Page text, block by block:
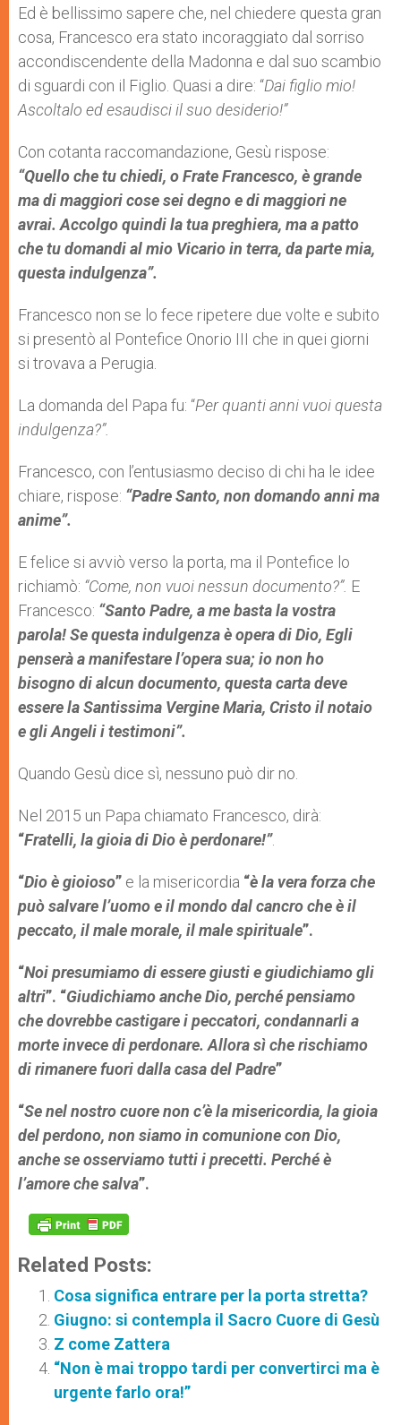
Ed è bellissimo sapere che, nel chiedere questa gran
cosa, Francesco era stato incoraggiato dal sorriso
accondiscendente della Madonna e dal suo scambio
di sguardi con il Figlio. Quasi a dire: “Dai figlio mio!
Ascoltalo ed esaudisci il suo desiderio!”
Con cotanta raccomandazione, Gesù rispose:
“Quello che tu chiedi, o Frate Francesco, è grande
ma di maggiori cose sei degno e di maggiori ne
avrai. Accolgo quindi la tua preghiera, ma a patto
che tu domandi al mio Vicario in terra, da parte mia,
questa indulgenza”.
Francesco non se lo fece ripetere due volte e subito
si presentò al Pontefice Onorio III che in quei giorni
si trovava a Perugia.
La domanda del Papa fu: “Per quanti anni vuoi questa
indulgenza?”.
Francesco, con l’entusiasmo deciso di chi ha le idee
chiare, rispose: “Padre Santo, non domando anni ma
anime”.
E felice si avviò verso la porta, ma il Pontefice lo
richiamò: “Come, non vuoi nessun documento?”. E
Francesco: “Santo Padre, a me basta la vostra
parola! Se questa indulgenza è opera di Dio, Egli
penserà a manifestare l’opera sua; io non ho
bisogno di alcun documento, questa carta deve
essere la Santissima Vergine Maria, Cristo il notaio
e gli Angeli i testimoni”.
Quando Gesù dice sì, nessuno può dir no.
Nel 2015 un Papa chiamato Francesco, dirà:
“Fratelli, la gioia di Dio è perdonare!”.
“Dio è gioioso” e la misericordia “è la vera forza che
può salvare l’uomo e il mondo dal cancro che è il
peccato, il male morale, il male spirituale”.
“Noi presumiamo di essere giusti e giudichiamo gli
altri”. “Giudichiamo anche Dio, perché pensiamo
che dovrebbe castigare i peccatori, condannarli a
morte invece di perdonare. Allora sì che rischiamo
di rimanere fuori dalla casa del Padre”
“Se nel nostro cuore non c’è la misericordia, la gioia
del perdono, non siamo in comunione con Dio,
anche se osserviamo tutti i precetti. Perché è
l’amore che salva”.
Related Posts:
Cosa significa entrare per la porta stretta?
Giugno: si contempla il Sacro Cuore di Gesù
Z come Zattera
“Non è mai troppo tardi per convertirci ma è
urgente farlo ora!”